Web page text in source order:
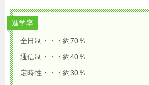
進学率
全日制・・・約70％
通信制・・・約40％
定時性・・・約30％